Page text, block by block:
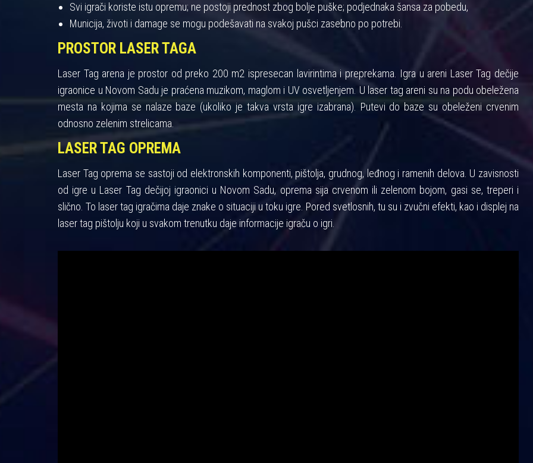
Svi igrači koriste istu opremu; ne postoji prednost zbog bolje puške; podjednaka šansa za pobedu,
Municija, životi i damage se mogu podešavati na svakoj pušci zasebno po potrebi.
PROSTOR LASER TAGA
Laser Tag arena je prostor od preko 200 m2 ispresecan lavirintima i preprekama. Igra u areni Laser Tag dečije
igraonice u Novom Sadu je praćena muzikom, maglom i UV osvetljenjem. U laser tag areni su na podu obeležena
mesta na kojima se nalaze baze (ukoliko je takva vrsta igre izabrana). Putevi do baze su obeleženi crvenim
odnosno zelenim strelicama.
LASER TAG OPREMA
Laser Tag oprema se sastoji od elektronskih komponenti, pištolja, grudnog, leđnog i ramenih delova. U zavisnosti
od igre u Laser Tag dečijoj igraonici u Novom Sadu, oprema sija crvenom ili zelenom bojom, gasi se, treperi i
slično. To laser tag igračima daje znake o situaciji u toku igre. Pored svetlosnih, tu su i zvučni efekti, kao i displej na
laser tag pištolju koji u svakom trenutku daje informacije igraču o igri.